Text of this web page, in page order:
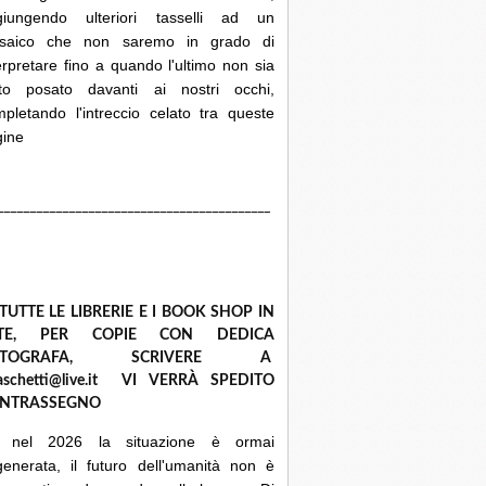
ulteriori tasselli ad un
che non saremo in grado di
fino a quando l'ultimo non sia
posato davanti ai nostri occhi,
l'intreccio celato tra queste
LE LIBRERIE E I BOOK SHOP IN
PER COPIE CON DEDICA
SCRIVERE A
VI VERRÀ SPEDITO
nel 2026 la situazione è ormai
il futuro dell'umanità non è